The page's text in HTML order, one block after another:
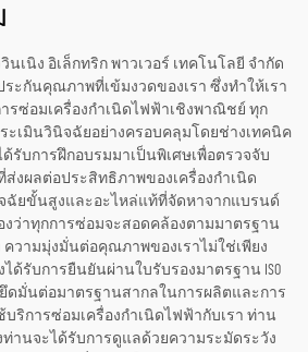
เนิง อิเล็กทริก พาวเวอร์ เทคโนโลยี จำกัด
ระกันคุณภาพที่เข้มงวดของเรา ซึ่งทำให้เรา
รซ่อมเครื่องกำเนิดไฟฟ้าเชิงพาณิชย์ ทุก
ะเมินวินิจฉัยอย่างครอบคลุมโดยช่างเทคนิค
รับการฝึกอบรมมาเป็นพิเศษเพื่อตรวจจับ
งผลต่อประสิทธิภาพของเครื่องกำเนิด
ฉัยขั้นสูงและอะไหล่แท้ที่จัดหาจากแบรนด์
ว่าทุกการซ่อมจะสอดคล้องตามมาตรฐาน
วามมุ่งมั่นต่อคุณภาพของเราไม่ใช่เพียง
รับการยืนยันผ่านใบรับรองมาตรฐาน ISO
ดมั่นต่อมาตรฐานสากลในการผลิตและการ
บริการซ่อมเครื่องกำเนิดไฟฟ้ากับเรา ท่าน
านจะได้รับการดูแลด้วยความระมัดระวัง